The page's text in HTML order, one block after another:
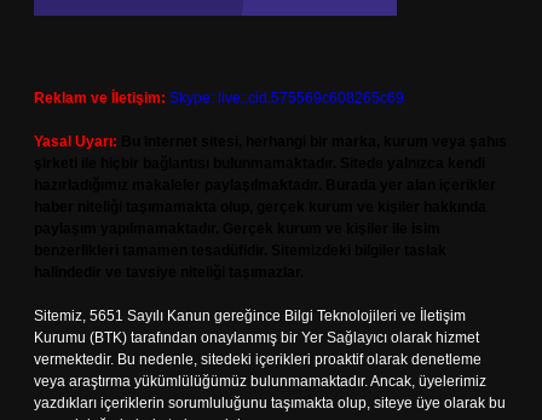
Reklam ve İletişim: Skype: live:.cid.575569c608265c69
Yasal Uyarı:
Sitemiz, 5651 Sayılı Kanun gereğince Bilgi Teknolojileri ve İletişim
Kurumu (BTK) tarafından onaylanmış bir Yer Sağlayıcı olarak hizmet
vermektedir. Bu nedenle, sitedeki içerikleri proaktif olarak denetleme
veya araştırma yükümlülüğümüz bulunmamaktadır. Ancak, üyelerimiz
yazdıkları içeriklerin sorumluluğunu taşımakta olup, siteye üye olarak bu